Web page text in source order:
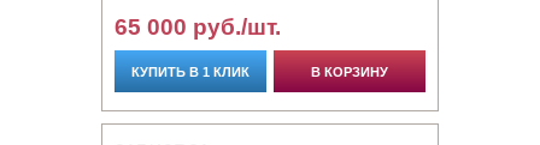
65 000 руб./шт.
КУПИТЬ В 1 КЛИК В КОРЗИНУ